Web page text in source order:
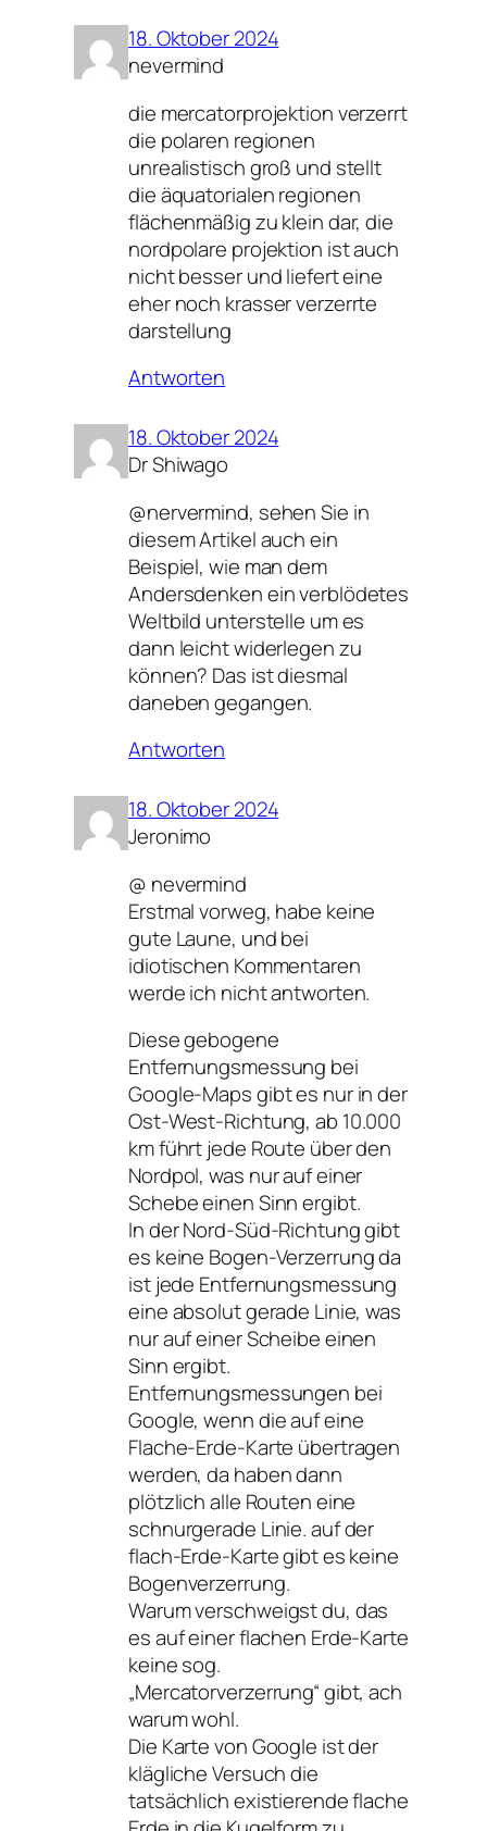
18. Oktober 2024
nevermind
die mercatorprojektion verzerrt
die polaren regionen
unrealistisch groß und stellt
die äquatorialen regionen
flächenmäßig zu klein dar, die
nordpolare projektion ist auch
nicht besser und liefert eine
eher noch krasser verzerrte
darstellung
Antworten
18. Oktober 2024
Dr Shiwago
@nervermind, sehen Sie in
diesem Artikel auch ein
Beispiel, wie man dem
Andersdenken ein verblödetes
Weltbild unterstelle um es
dann leicht widerlegen zu
können? Das ist diesmal
daneben gegangen.
Antworten
18. Oktober 2024
Jeronimo
@ nevermind
Erstmal vorweg, habe keine
gute Laune, und bei
idiotischen Kommentaren
werde ich nicht antworten.
Diese gebogene
Entfernungsmessung bei
Google-Maps gibt es nur in der
Ost-West-Richtung, ab 10.000
km führt jede Route über den
Nordpol, was nur auf einer
Schebe einen Sinn ergibt.
In der Nord-Süd-Richtung gibt
es keine Bogen-Verzerrung da
ist jede Entfernungsmessung
eine absolut gerade Linie, was
nur auf einer Scheibe einen
Sinn ergibt.
Entfernungsmessungen bei
Google, wenn die auf eine
Flache-Erde-Karte übertragen
werden, da haben dann
plötzlich alle Routen eine
schnurgerade Linie. auf der
flach-Erde-Karte gibt es keine
Bogenverzerrung.
Warum verschweigst du, das
es auf einer flachen Erde-Karte
keine sog.
„Mercatorverzerrung“ gibt, ach
warum wohl.
Die Karte von Google ist der
klägliche Versuch die
tatsächlich existierende flache